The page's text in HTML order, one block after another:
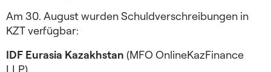
Am 30. August wurden Schuldverschreibungen in
KZT verfügbar:
IDF Eurasia Kazakhstan (MFO OnlineKazFinance
LLP)